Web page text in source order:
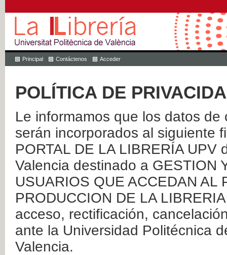
Principal Contáctenos Acceder
POLÍTICA DE
Le informamos que los datos
serán incorporados al siguiente
PORTAL DE LA LIBRERÍA
Valencia destinado a GESTION
USUARIOS QUE ACCEDAN AL
PRODUCCION DE LA
acceso, rectificación,
ante la Universidad Politécnica
Valencia.